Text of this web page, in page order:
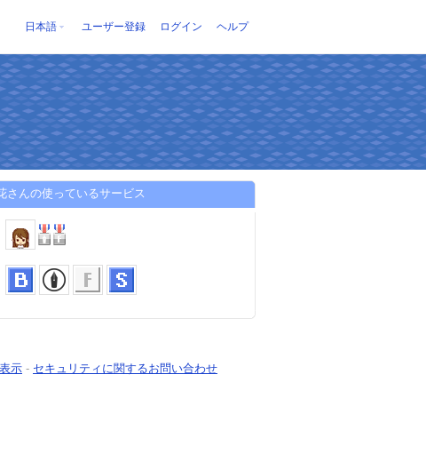
日本語 ユーザー登録 ログイン ヘルプ
さんの使っているサービス
示 - セキュリティに関するお問い合わせ